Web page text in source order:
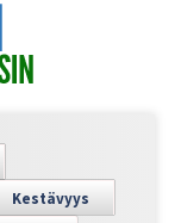
Kestävyys